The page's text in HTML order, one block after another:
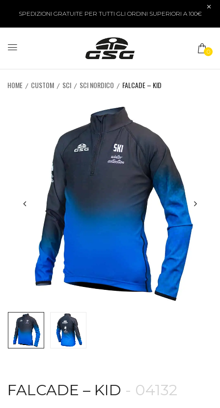
SPEDIZIONI GRATUITE PER TUTTI GLI ORDINI SUPERIORI A 100€
0
HOME CUSTOM SCI SCI NORDICO FALCADE – KID
FALCADE – KID - 04132